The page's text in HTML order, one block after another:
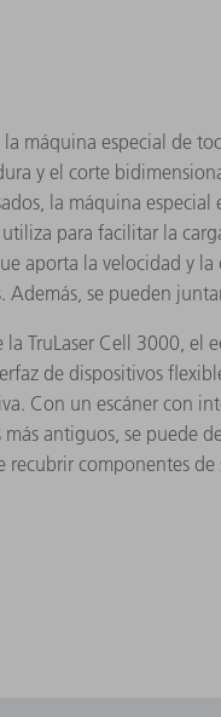
la máquina especial de
y el corte
la máquina
para facilitar la
aporta la velocidad y la
Además, se pueden
la TruLaser Cell 3000, el
de dispositivos
Con un escáner con
antiguos, se puede
recubrir componentes